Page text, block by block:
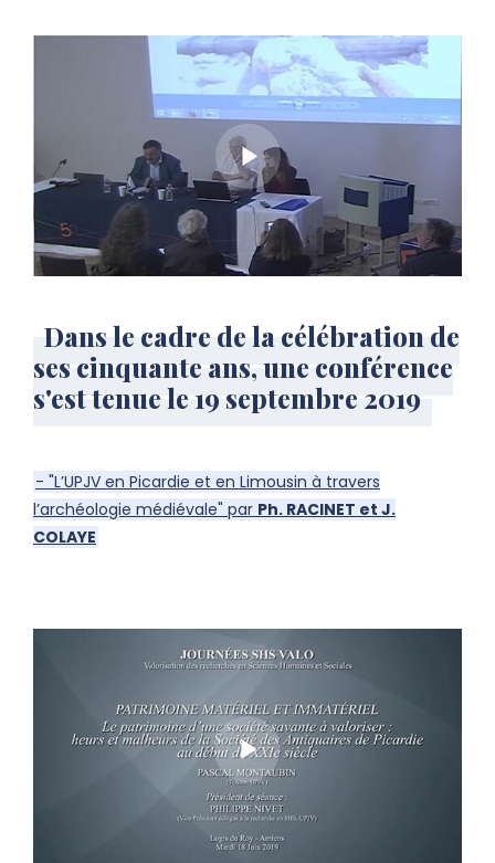
Dans le cadre de la célébration de
ses cinquante ans, une conférence
s'est tenue le 19 septembre 2019
- "L’UPJV en Picardie et en Limousin à travers
l’archéologie médiévale" par Ph. RACINET et J.
COLAYE